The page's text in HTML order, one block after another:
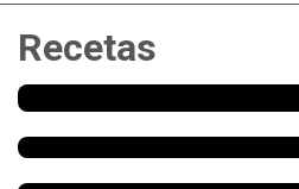
Recetas